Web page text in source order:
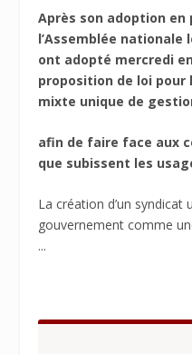
Après son adoption
l’Assemblée nationale
ont adopté mercredi
proposition de loi pour
mixte unique de
afin de faire face aux
que subissent les
La création d’un syndicat
gouvernement comme
...